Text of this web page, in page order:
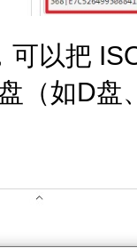
可以把
（如D盘